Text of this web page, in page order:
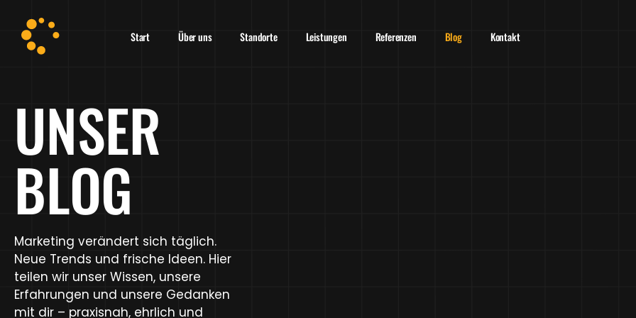
Start Über uns Standorte Leistungen Referenzen Blog Kontakt
UNSER
BLOG
Marketing verändert sich täglich.
Neue Trends und frische Ideen. Hier
teilen wir unser Wissen, unsere
Erfahrungen und unsere Gedanken
mit dir – praxisnah, ehrlich und